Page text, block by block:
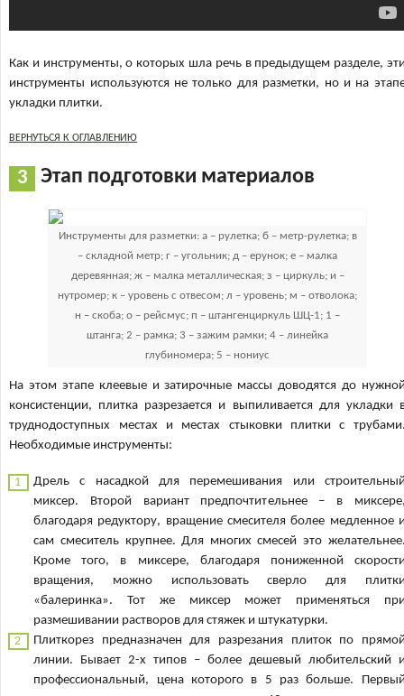
Как и инструменты, о которых шла речь в предыдущем разделе,
инструменты используются не только для разметки, но и на
укладки плитки.
ВЕРНУТЬСЯ К ОГЛАВЛЕНИЮ
Этап подготовки материалов
Инструменты для разметки: а – рулетка; б – метр-рулетка; в
– складной метр; г – угольник; д – ерунок; е – малка
деревянная; ж – малка металлическая; з – циркуль; и –
нутромер; к – уровень с отвесом; л – уровень; м – отволока;
н – скоба; о – рейсмус; п – штангенциркуль ШЦ-1; 1 –
штанга; 2 – рамка; 3 – зажим рамки; 4 – линейка
глубиномера; 5 – нониус
На этом этапе клеевые и затирочные массы доводятся до
консистенции, плитка разрезается и выпиливается для укладки
труднодоступных местах и местах стыковки плитки с
Необходимые инструменты:
Дрель с насадкой для перемешивания или
миксер. Второй вариант предпочтительнее – в
благодаря редуктору, вращение смесителя более медленное
сам смеситель крупнее. Для многих смесей это
Кроме того, в миксере, благодаря пониженной
вращения, можно использовать сверло для
«балеринка». Тот же миксер может применяться
размешивании растворов для стяжек и штукатурки.
Плиткорез предназначен для разрезания плиток по
линии. Бывает 2-х типов – более дешевый любительский
профессиональный, цена которого в 5 раз больше.